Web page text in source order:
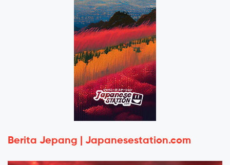
Berita Jepang | Japanesestation.com